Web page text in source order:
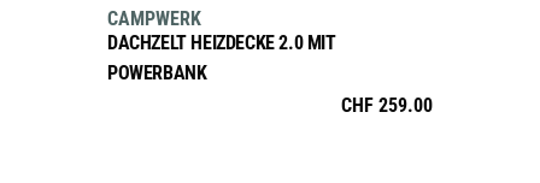
DACHZELT HEIZDECKE 2.0 MIT
POWERBANK
CHF 259.00
CAMPWERK